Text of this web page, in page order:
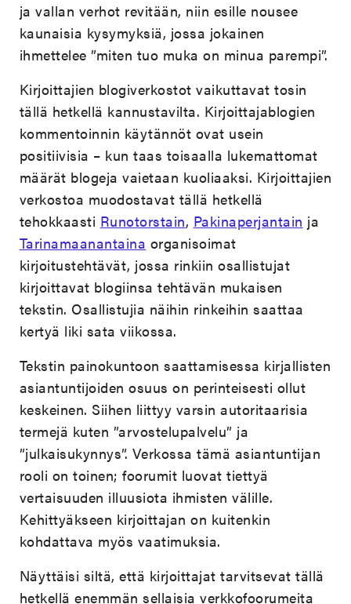
ja vallan verhot revitään, niin esille nousee
kaunaisia kysymyksiä, jossa jokainen
ihmettelee ”miten tuo muka on minua parempi”.
Kirjoittajien blogiverkostot vaikuttavat tosin
tällä hetkellä kannustavilta. Kirjoittajablogien
kommentoinnin käytännöt ovat usein
positiivisia – kun taas toisaalla lukemattomat
määrät blogeja vaietaan kuoliaaksi. Kirjoittajien
verkostoa muodostavat tällä hetkellä
tehokkaasti Runotorstain, Pakinaperjantain ja
Tarinamaanantaina organisoimat
kirjoitustehtävät, jossa rinkiin osallistujat
kirjoittavat blogiinsa tehtävän mukaisen
tekstin. Osallistujia näihin rinkeihin saattaa
kertyä liki sata viikossa.
Tekstin painokuntoon saattamisessa kirjallisten
asiantuntijoiden osuus on perinteisesti ollut
keskeinen. Siihen liittyy varsin autoritaarisia
termejä kuten ”arvostelupalvelu” ja
”julkaisukynnys”. Verkossa tämä asiantuntijan
rooli on toinen; foorumit luovat tiettyä
vertaisuuden illuusiota ihmisten välille.
Kehittyäkseen kirjoittajan on kuitenkin
kohdattava myös vaatimuksia.
Näyttäisi siltä, että kirjoittajat tarvitsevat tällä
hetkellä enemmän sellaisia verkkofoorumeita